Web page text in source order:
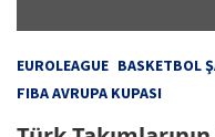
EUROLEAGUE BASKETBOL
FIBA AVRUPA KUPASI